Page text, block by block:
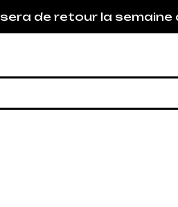
la semaine du 24/08/